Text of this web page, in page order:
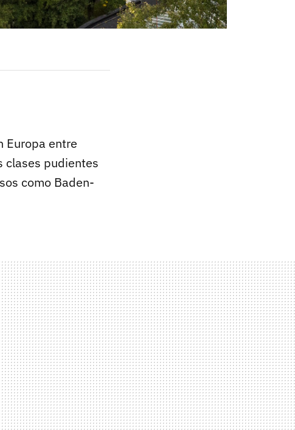
Europa entre
clases pudientes
como Baden-